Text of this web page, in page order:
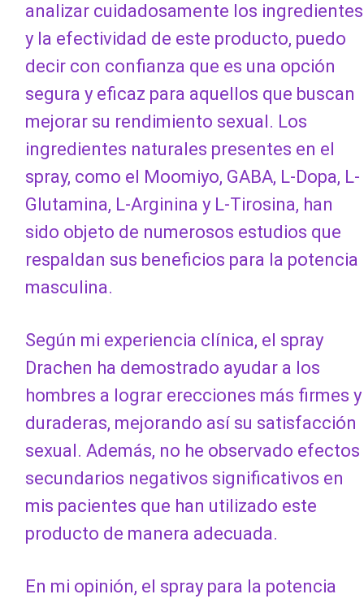
analizar cuidadosamente los ingredientes
y la efectividad de este producto, puedo
decir con confianza que es una opción
segura y eficaz para aquellos que buscan
mejorar su rendimiento sexual. Los
ingredientes naturales presentes en el
spray, como el Moomiyo, GABA, L-Dopa, L-
Glutamina, L-Arginina y L-Tirosina, han
sido objeto de numerosos estudios que
respaldan sus beneficios para la potencia
masculina.
Según mi experiencia clínica, el spray
Drachen ha demostrado ayudar a los
hombres a lograr erecciones más firmes y
duraderas, mejorando así su satisfacción
sexual. Además, no he observado efectos
secundarios negativos significativos en
mis pacientes que han utilizado este
producto de manera adecuada.
En mi opinión, el spray para la potencia